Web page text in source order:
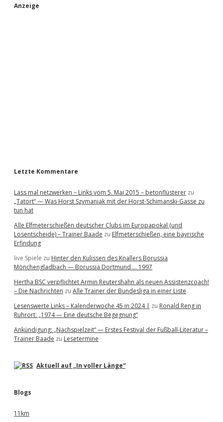
S
Anzeige
Letzte Kommentare
Lass mal netzwerken – Links vom 5. Mai 2015 – betonflüsterer zu
„Tatort“ — Was Horst Szymaniak mit der Horst-Schimanski-Gasse zu
tun hat
Alle Elfmeterschießen deutscher Clubs im Europapokal (und
Losentscheide) – Trainer Baade zu Elfmeterschießen, eine bayrische
Erfindung
live Spiele zu Hinter den Kulissen des Knallers Borussia
Mönchengladbach — Borussia Dortmund … 1997
Hertha BSC verpflichtet Armin Reutershahn als neuen Assistenzcoach!
– Die Nachrichten zu Alle Trainer der Bundesliga in einer Liste
Lesenswerte Links – Kalenderwoche 45 in 2024 | zu Ronald Reng in
Ruhrort: „1974 — Eine deutsche Begegnung“
Ankündigung: „Nachspielzeit“ — Erstes Festival der Fußball-Literatur –
Trainer Baade zu Lesetermine
Aktuell auf „In voller Länge“
Blogs
11km